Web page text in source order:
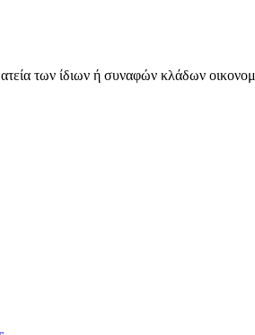
των ίδιων ή συναφών κλάδων